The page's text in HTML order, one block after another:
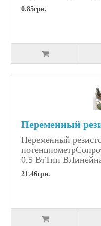
0.85грн.
Переменный
Переменный
0,5 ВтТип
21.46грн.